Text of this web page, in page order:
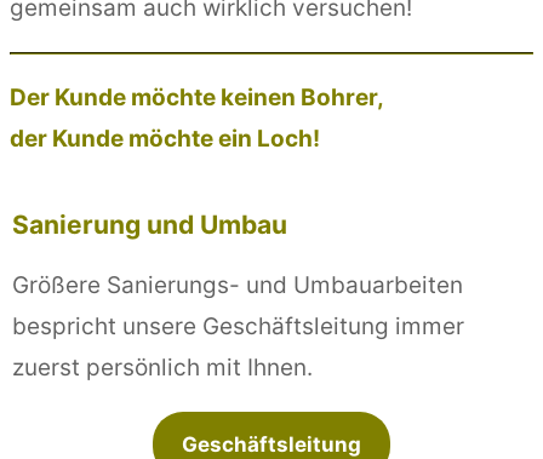
gemeinsam auch wirklich versuchen!
Der Kunde möchte keinen Bohrer,
der Kunde möchte ein Loch!
Sanierung und Umbau
Größere Sanierungs- und Umbauarbeiten
bespricht unsere Geschäftsleitung immer
zuerst persönlich mit Ihnen.
Geschäftsleitung